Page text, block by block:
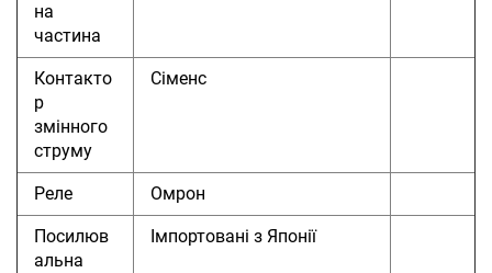
на
частина
Контакто
р
змінного
струму
Сіменс
Реле Омрон
Посилюв
альна
Імпортовані з Японії